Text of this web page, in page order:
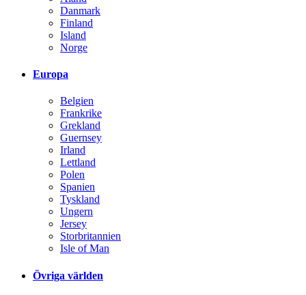
Danmark
Finland
Island
Norge
Europa
Belgien
Frankrike
Grekland
Guernsey
Irland
Lettland
Polen
Spanien
Tyskland
Ungern
Jersey
Storbritannien
Isle of Man
Övriga världen